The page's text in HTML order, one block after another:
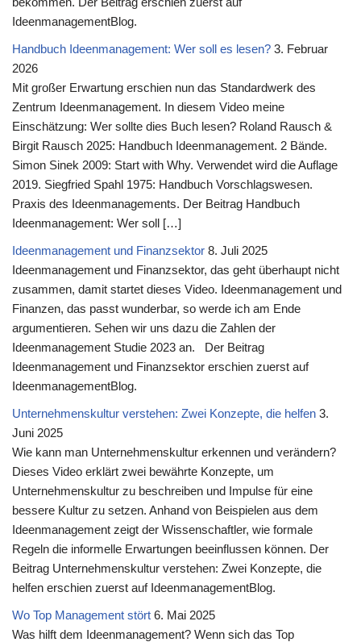
IdeenmanagementBlog.
Handbuch Ideenmanagement: Wer soll es lesen? 3. Februar
2026
Mit großer Erwartung erschien nun das Standardwerk des
Zentrum Ideenmanagement. In diesem Video meine
Einschätzung: Wer sollte dies Buch lesen? Roland Rausch &
Birgit Rausch 2025: Handbuch Ideenmanagement. 2 Bände.
Simon Sinek 2009: Start with Why. Verwendet wird die Auflage
2019. Siegfried Spahl 1975: Handbuch Vorschlagswesen.
Praxis des Ideenmanagements. Der Beitrag Handbuch
Ideenmanagement: Wer soll […]
Ideenmanagement und Finanzsektor 8. Juli 2025
Ideenmanagement und Finanzsektor, das geht überhaupt nicht
zusammen, damit startet dieses Video. Ideenmanagement und
Finanzen, das passt wunderbar, so werde ich am Ende
argumentieren. Sehen wir uns dazu die Zahlen der
Ideenmanagement Studie 2023 an. Der Beitrag
Ideenmanagement und Finanzsektor erschien zuerst auf
IdeenmanagementBlog.
Unternehmenskultur verstehen: Zwei Konzepte, die helfen 3.
Juni 2025
Wie kann man Unternehmenskultur erkennen und verändern?
Dieses Video erklärt zwei bewährte Konzepte, um
Unternehmenskultur zu beschreiben und Impulse für eine
bessere Kultur zu setzen. Anhand von Beispielen aus dem
Ideenmanagement zeigt der Wissenschaftler, wie formale
Regeln die informelle Erwartungen beeinflussen können. Der
Beitrag Unternehmenskultur verstehen: Zwei Konzepte, die
helfen erschien zuerst auf IdeenmanagementBlog.
Wo Top Management stört 6. Mai 2025
Was hilft dem Ideenmanagement? Wenn sich das Top